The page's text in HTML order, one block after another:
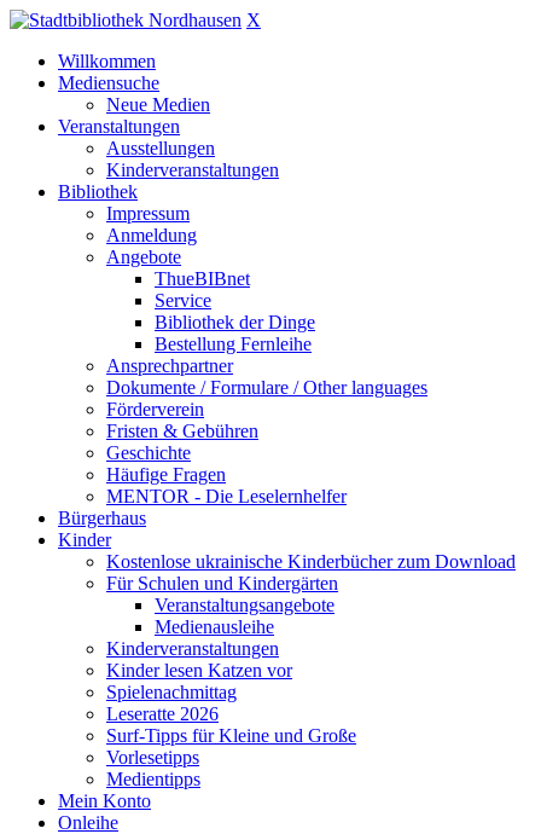
X
Willkommen
Mediensuche
Neue Medien
Veranstaltungen
Ausstellungen
Kinderveranstaltungen
Bibliothek
Impressum
Anmeldung
Angebote
ThueBIBnet
Service
Bibliothek der Dinge
Bestellung Fernleihe
Ansprechpartner
Dokumente / Formulare / Other languages
Förderverein
Fristen & Gebühren
Geschichte
Häufige Fragen
MENTOR - Die Leselernhelfer
Bürgerhaus
Kinder
Kostenlose ukrainische Kinderbücher zum Download
Für Schulen und Kindergärten
Veranstaltungsangebote
Medienausleihe
Kinderveranstaltungen
Kinder lesen Katzen vor
Spielenachmittag
Leseratte 2026
Surf-Tipps für Kleine und Große
Vorlesetipps
Medientipps
Mein Konto
Onleihe